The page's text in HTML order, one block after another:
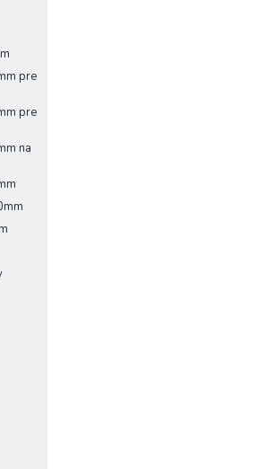
pre
pre
na